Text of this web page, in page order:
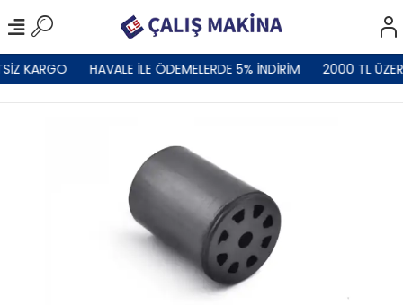
KARGO HAVALE İLE ÖDEMELERDE 5% İNDİRİM 2000 TL